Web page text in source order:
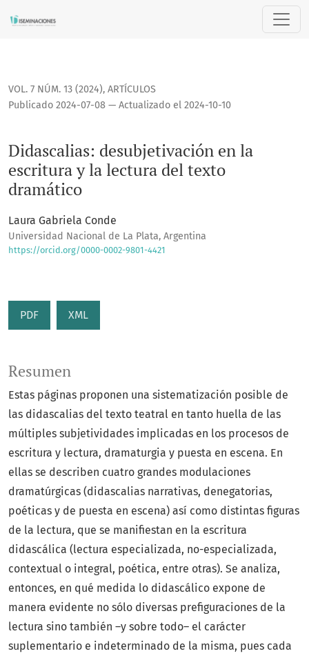
Didascalias: desubjetivación en la escritura y la lectura
VOL. 7 NÚM. 13 (2024), ARTÍCULOS
Didascalias: desubjetivación en la
escritura y la lectura del texto
dramático
Publicado 2024-07-08 — Actualizado el 2024-10-10
Laura Gabriela Conde
Universidad Nacional de La Plata, Argentina
https://orcid.org/0000-0002-9801-4421
PDF XML
Resumen
Estas páginas proponen una sistematización posible de
las didascalias del texto teatral en tanto huella de las
múltiples subjetividades implicadas en los procesos de
escritura y lectura, dramaturgia y puesta en escena. En
ellas se describen cuatro grandes modulaciones
dramatúrgicas (didascalias narrativas, denegatorias,
poéticas y de puesta en escena) así como distintas figuras
de la lectura, que se manifiestan en la escritura
didascálica (lectura especializada, no-especializada,
contextual o integral, poética, entre otras). Se analiza,
entonces, en qué medida lo didascálico expone de
manera evidente no sólo diversas prefiguraciones de la
lectura sino también –y sobre todo– el carácter
suplementario e indeterminado de la misma, pues cada